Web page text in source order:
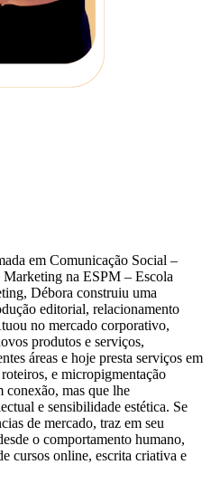
em Comunicação Social –
Marketing na ESPM – Escola
Débora construiu uma
editorial, relacionamento
no mercado corporativo,
produtos e serviços,
áreas e hoje presta serviços em
e micropigmentação
conexão, mas que lhe
e sensibilidade estética. Se
de mercado, traz em seu
o comportamento humano,
cursos online, escrita criativa e